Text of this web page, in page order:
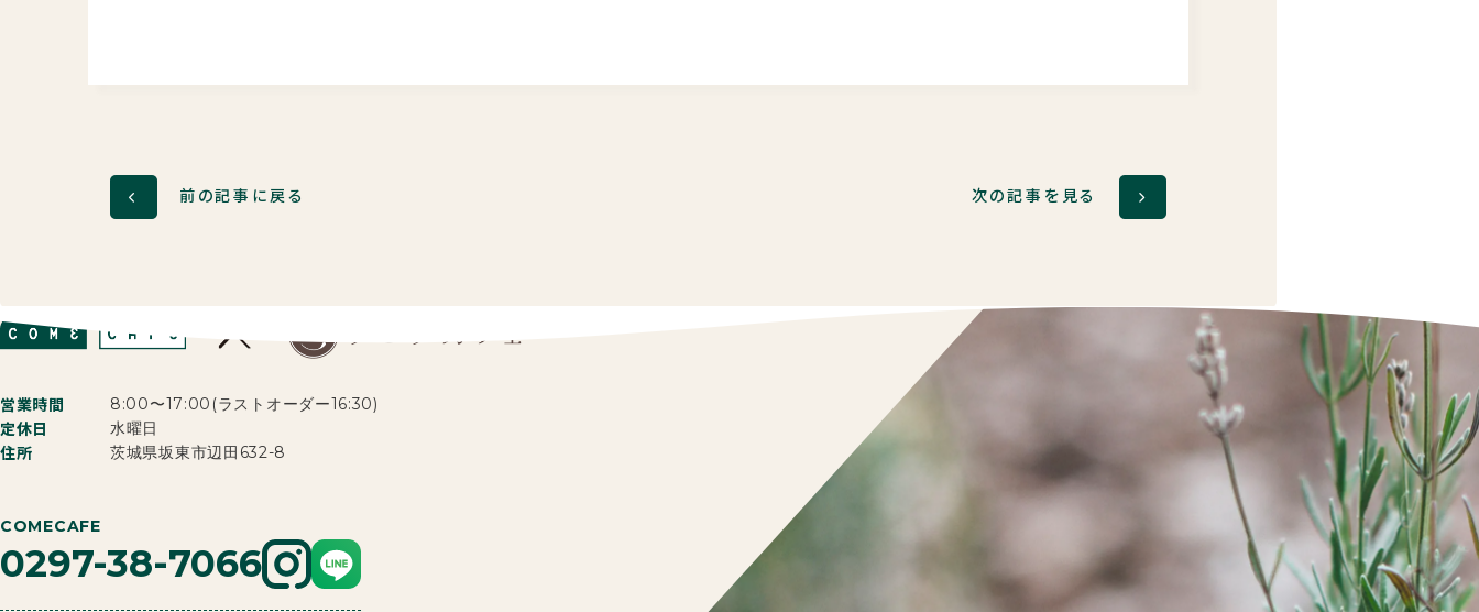
前の記事に戻る 次の記事を見る
営業時間 8:00〜17:00 (ラストオーダー16:30)
定休日 水曜日
住所 茨城県坂東市辺田632-8
COMECAFE
0297-38-7066